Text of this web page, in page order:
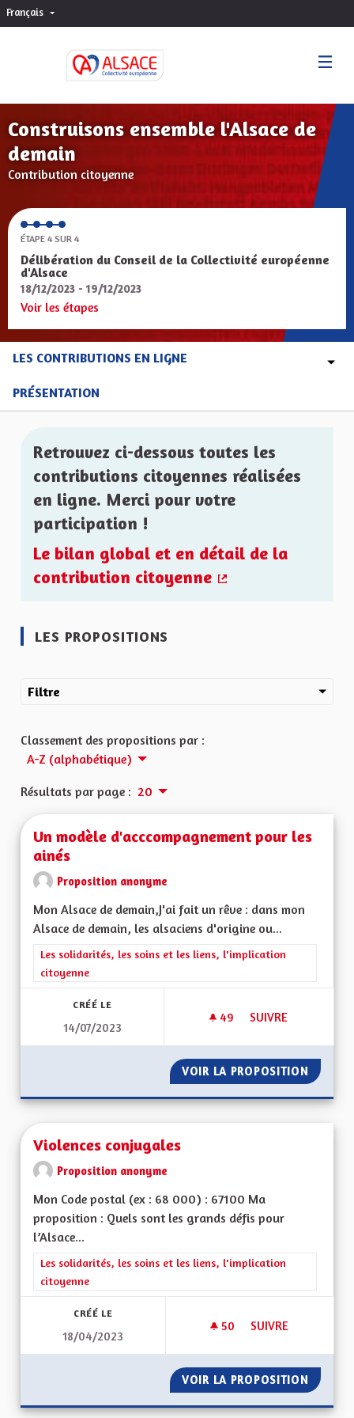
Français Choisir la langue
Construisons ensemble l'Alsace de
demain
Contribution citoyenne
ÉTAPE 4 SUR 4
Délibération du Conseil de la Collectivité européenne
d'Alsace
18/12/2023 - 19/12/2023
Voir les étapes
LES CONTRIBUTIONS EN LIGNE
PRÉSENTATION
Retrouvez ci-dessous toutes les
contributions citoyennes réalisées
en ligne. Merci pour votre
participation !
Le bilan global et en détail de la
contribution citoyenne
LES PROPOSITIONS
Filtre
Classement des propositions par :
A-Z (alphabétique)
Résultats par page : 20
Un modèle d'acccompagnement pour les
ainés
Proposition anonyme
Mon Alsace de demain,J'ai fait un rêve : dans mon
Alsace de demain, les alsaciens d'origine ou...
Filtrer les résultats de la catégorie : Les solidarités, les soins
Les solidarités, les soins et les liens, l'implication
citoyenne
CRÉÉ LE
14/07/2023
49 49 ABONNÉS
SUIVRE
VOIR LA PROPOSITION UN
Violences conjugales
Proposition anonyme
Mon Code postal (ex : 68 000) : 67100 Ma
proposition : Quels sont les grands défis pour
l’Alsace...
Filtrer les résultats de la catégorie : Les solidarités, les soins
Les solidarités, les soins et les liens, l'implication
citoyenne
CRÉÉ LE
18/04/2023
50 50 ABONNÉS
SUIVRE
VOIR LA PROPOSITION